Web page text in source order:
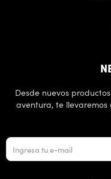
Desde nuevos
aventura, te